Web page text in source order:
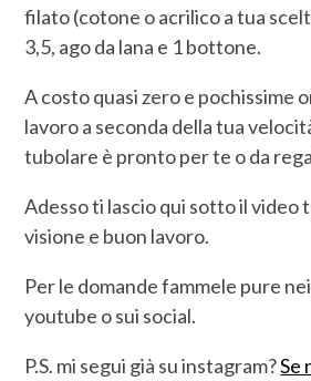
filato (cotone o acrilico a tua
3,5, ago da lana e 1 bottone.
A costo quasi zero e pochissime
lavoro a seconda della tua
tubolare è pronto per te o da
Adesso ti lascio qui sotto il video
visione e buon lavoro.
Per le domande fammele pure
youtube o sui social.
P.S. mi segui già su instagram?Se